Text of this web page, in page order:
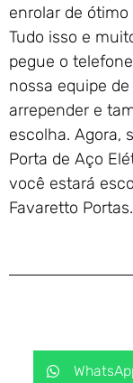
enrolar de
Tudo isso e
pegue o
nossa equipe
arrepender e
escolha. Agora,
Porta de Aço
você estará
Favaretto